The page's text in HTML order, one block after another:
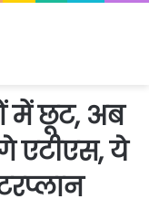
में छूट, अब
एटीएस, ये